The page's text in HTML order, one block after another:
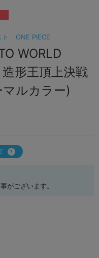
ONE PIECE
WORLD
造形王頂上決戦
ルカラー)
がございます。